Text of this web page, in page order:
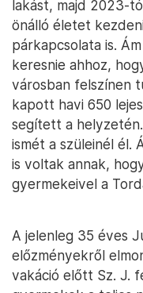
lakást, majd 2023-
önálló életet
párkapcsolata is.
keresnie ahhoz,
városban felszínen
kapott havi 650
segített a
ismét a szüleinél él.
is voltak annak,
gyermekeivel a
A jelenleg 35 éves
előzményekről
vakáció előtt Sz. J.